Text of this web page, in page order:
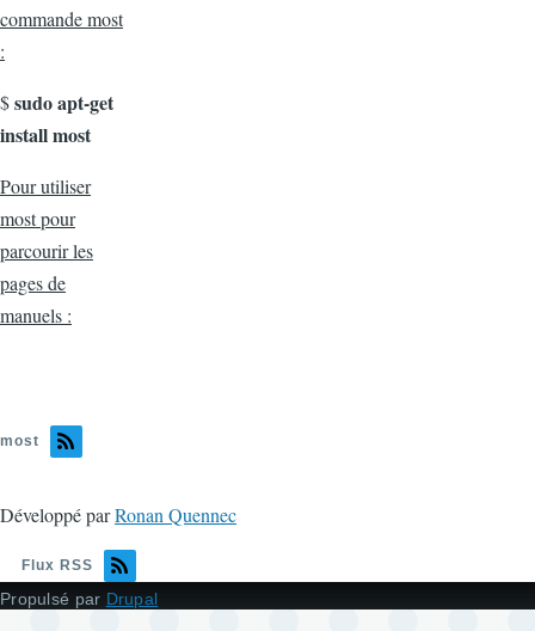
commande most
:
$sudo apt-get
install most
Pour utiliser
most pour
parcourir les
pages de
manuels :
most
Développé parRonan Quennec
Flux RSS
Propulsé par Drupal